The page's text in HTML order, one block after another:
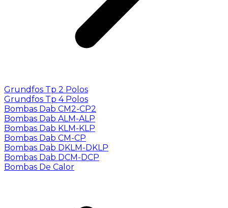
Grundfos Tp 2 Polos
Grundfos Tp 4 Polos
Bombas Dab CM2-CP2
Bombas Dab ALM-ALP
Bombas Dab KLM-KLP
Bombas Dab CM-CP
Bombas Dab DKLM-DKLP
Bombas Dab DCM-DCP
Bombas De Calor